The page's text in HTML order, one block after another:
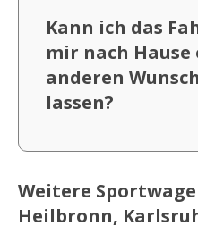
Kann ich das
mir nach
anderen
lassen?
Weitere
Heilbronn,